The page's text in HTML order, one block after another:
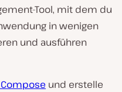
Tool, mit dem du
in wenigen
und ausführen
und erstelle